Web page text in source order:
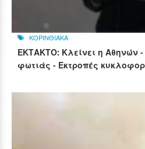
ΚΟΡΙΝΘΙΑΚΑ
ΕΚΤΑΚΤΟ: Κλείνει η Αθηνών
φωτιάς - Εκτροπές